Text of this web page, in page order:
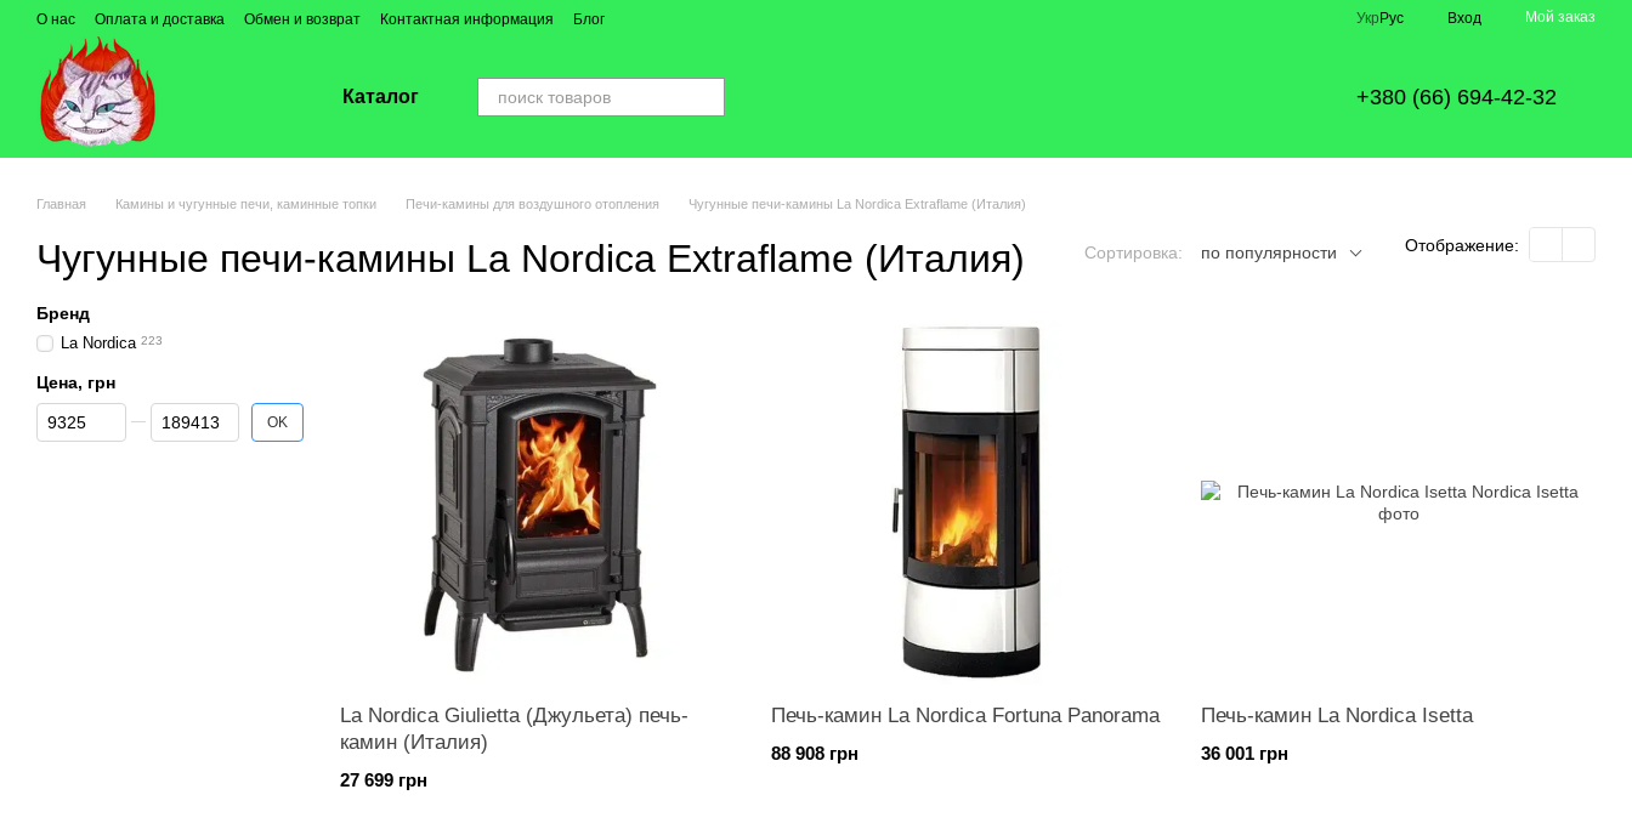
Перейти к основному контенту
О нас Оплата и доставка Обмен и возврат Контактная информация Блог Укр Рус Вход Мой заказ
Каталог +380 (66) 694-42-32
Главная Камины и чугунные печи, каминные топки Печи-камины для воздушного отопления Чугунные печи-камины La Nordica Extraflame (Италия)
Чугунные печи-камины La Nordica Extraflame (Италия) Сортировка: по популярности Отображение:
La Nordica Giulietta (Джульета) печь-
камин (Италия)
27 699 грн
Печь-камин La Nordica Fortuna Panorama
88 908 грн
Печь-камин La Nordica Isetta
36 001 грн
Бренд
La Nordica 223
Цена, грн
От Цена, грн
До Цена, грн OK